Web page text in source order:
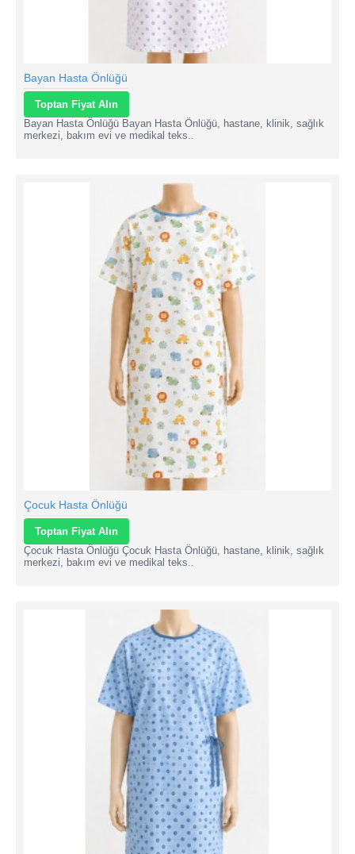
Bayan Hasta Önlüğü
Toptan Fiyat Alın
Bayan Hasta Önlüğü Bayan Hasta Önlüğü, hastane, klinik, sağlık
merkezi, bakım evi ve medikal teks..
Çocuk Hasta Önlüğü
Toptan Fiyat Alın
Çocuk Hasta Önlüğü Çocuk Hasta Önlüğü, hastane, klinik, sağlık
merkezi, bakım evi ve medikal teks..